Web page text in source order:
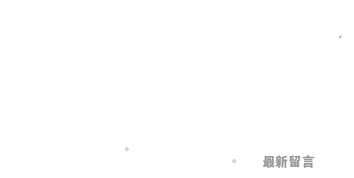
最新留言